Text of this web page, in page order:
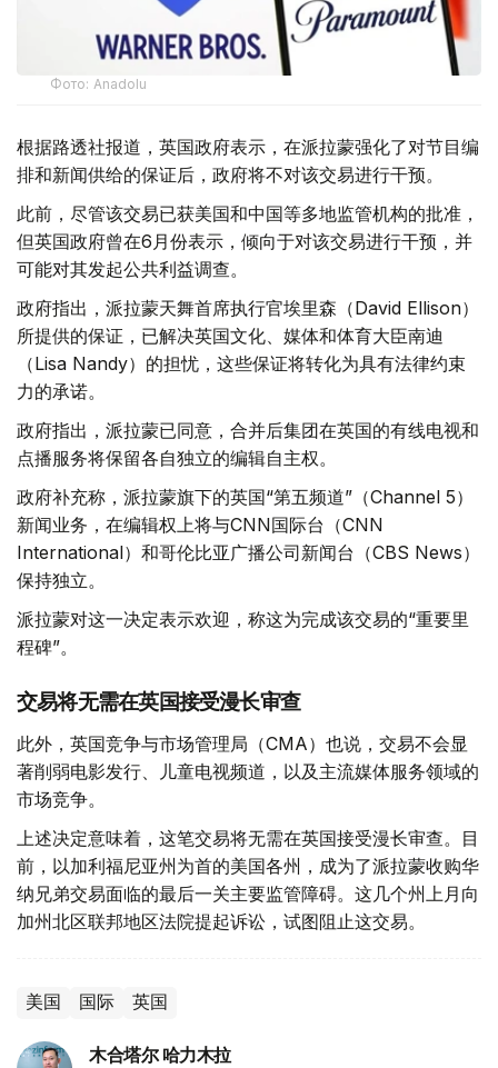
Фото: Аnadolu
根据路透社报道，英国政府表示，在派拉蒙强化了对节目编
排和新闻供给的保证后，政府将不对该交易进行干预。
此前，尽管该交易已获美国和中国等多地监管机构的批准，
但英国政府曾在6月份表示，倾向于对该交易进行干预，并
可能对其发起公共利益调查。
政府指出，派拉蒙天舞首席执行官埃里森（David Ellison）
所提供的保证，已解决英国文化、媒体和体育大臣南迪
（Lisa Nandy）的担忧，这些保证将转化为具有法律约束
力的承诺。
政府指出，派拉蒙已同意，合并后集团在英国的有线电视和
点播服务将保留各自独立的编辑自主权。
政府补充称，派拉蒙旗下的英国“第五频道”（Channel 5）
新闻业务，在编辑权上将与CNN国际台（CNN
International）和哥伦比亚广播公司新闻台（CBS News）
保持独立。
派拉蒙对这一决定表示欢迎，称这为完成该交易的“重要里
程碑”。
交易将无需在英国接受漫长审查
此外，英国竞争与市场管理局（CMA）也说，交易不会显
著削弱电影发行、儿童电视频道，以及主流媒体服务领域的
市场竞争。
上述决定意味着，这笔交易将无需在英国接受漫长审查。目
前，以加利福尼亚州为首的美国各州，成为了派拉蒙收购华
纳兄弟交易面临的最后一关主要监管障碍。这几个州上月向
加州北区联邦地区法院提起诉讼，试图阻止这交易。
美国 国际 英国
木合塔尔 哈力木拉